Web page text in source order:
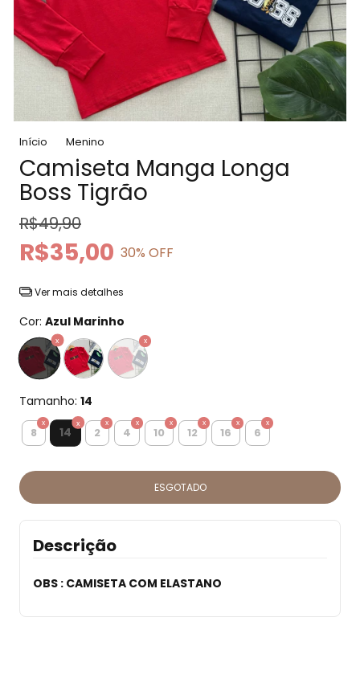
Início Menino
Camiseta Manga Longa
Boss Tigrão
R$49,90
R$35,00 30% OFF
Ver mais detalhes
Cor: Azul Marinho
Tamanho: 14
8 14 2 4 10 12 16 6
Descrição
OBS : CAMISETA COM ELASTANO